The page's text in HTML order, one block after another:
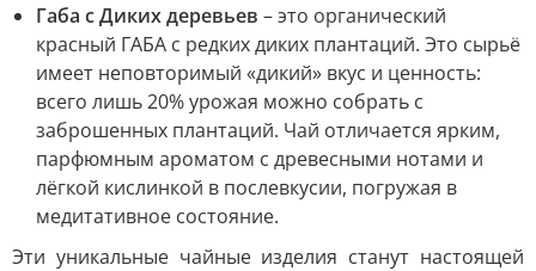
Габа с Диких деревьев – это органический
красный ГАБА с редких диких плантаций. Это сырьё
имеет неповторимый «дикий» вкус и ценность:
всего лишь 20% урожая можно собрать с
заброшенных плантаций. Чай отличается ярким,
парфюмным ароматом с древесными нотами и
лёгкой кислинкой в послевкусии, погружая в
медитативное состояние.
Эти уникальные чайные изделия станут настоящей